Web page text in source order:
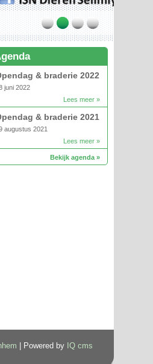
& braderie 2022
juni 2022
Lees meer »
& braderie 2021
augustus 2021
Lees meer »
Bekijk agenda »
| Powered by IQ cms